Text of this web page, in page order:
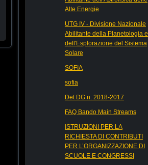
Alte Energie
UTG IV - Divisione Nazionale
Abilitante della Planetologia e
dell'Esplorazione del Sistema
Solare
SOFIA
sofia
Det DG n. 2018-2017
FAQ Bando Main Streams
ISTRUZIONI PER LA
RICHIESTA DI CONTRIBUTI
PER L’ORGANIZZAZIONE DI
SCUOLE E CONGRESSI